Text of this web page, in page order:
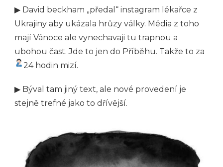
▶ David beckham „předal“ instagram lékařce z
Ukrajiny aby ukázala hrůzy války. Média z toho
mají Vánoce ale vynechavaji tu trapnou a
ubohou čast. Jde to jen do Příběhu. Takže to za
24 hodin mizí.
▶ Býval tam jiný text, ale nové provedení je
stejně trefné jako to dřívější.